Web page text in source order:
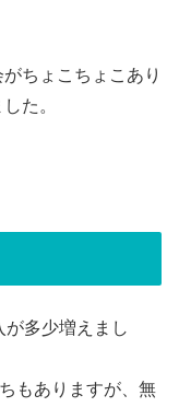
ちょこちょこあり
た。
多少増えまし
もありますが、無